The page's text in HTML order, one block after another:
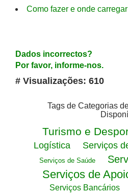
Como fazer e onde
Dados incorrectos?
Por favor, informe-nos.
# Visualizações: 610
Tags de Categorias
Turismo e
Logística
Serviços
Serviços de Saúde
Serviços de
Serviços Bancários